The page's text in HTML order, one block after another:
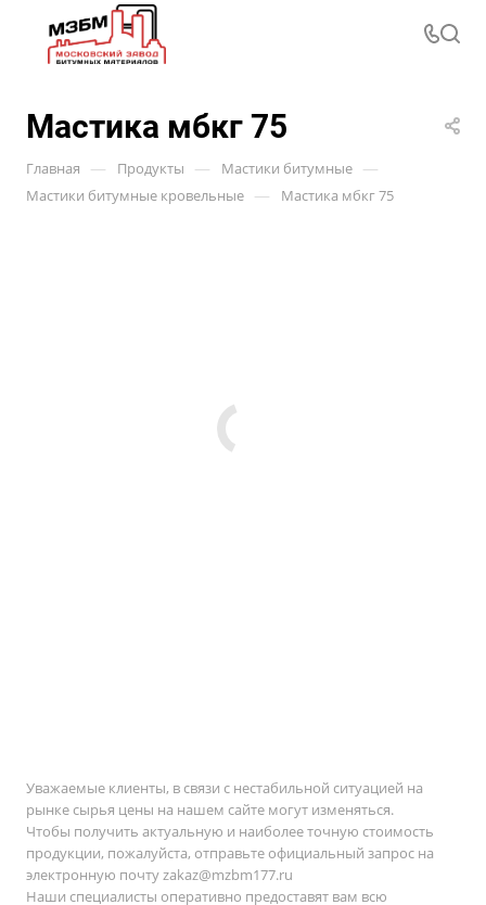
Мастика мбкг 75
Главная — Продукты — Мастики битумные —
Мастики битумные кровельные — Мастика мбкг 75
Уважаемые клиенты, в связи с нестабильной ситуацией на
рынке сырья цены на нашем сайте могут изменяться.
Чтобы получить актуальную и наиболее точную стоимость
продукции, пожалуйста, отправьте официальный запрос на
электронную почтуzakaz@mzbm177.ru
Наши специалисты оперативно предоставят вам всю